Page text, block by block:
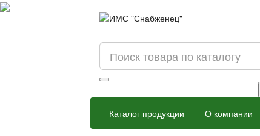
Каталог продукции
О компании